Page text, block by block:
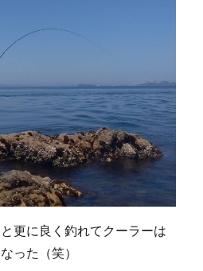
更に良く釣れてクーラーは
った（笑）